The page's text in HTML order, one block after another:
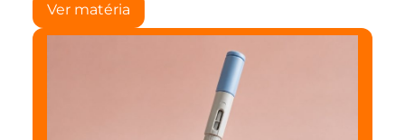
Ver matéria